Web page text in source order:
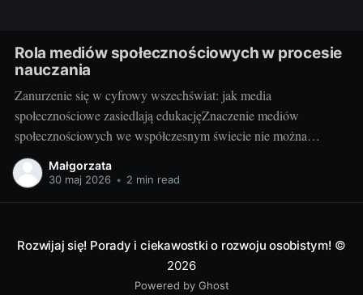
Rola mediów społecznościowych w procesie
nauczania
Zanurzenie się w cyfrowy wszechświat: jak media
społecznościowe zasiedlają edukacjęZnaczenie mediów
społecznościowych we współczesnym świecie nie można
przecenić. Facebook, Instagram, Twitter, YouTube, LinkedIn i
wiele innych platform stało się nieodłączną częścią codzienności
odgrywają też istotną rolę
Małgorzata
30 maj 2026 • 2 min read
Rozwijaj się! Porady i ciekawostki o rozwoju osobistym! ©
2026
Powered by Ghost